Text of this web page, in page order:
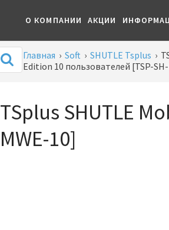
О КОМПАНИИ АКЦИИ
Главная › Soft › SHUTLE Tsplus ›
Edition 10 пользователей [TSP-
TSplus SHUTLE
MWE-10]